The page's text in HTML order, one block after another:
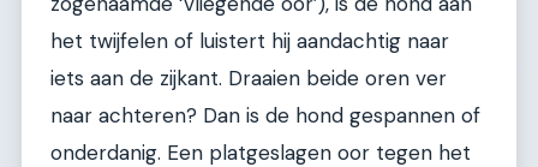
het twijfelen of luistert hij aandachtig naar
iets aan de zijkant. Draaien beide oren ver
naar achteren? Dan is de hond gespannen of
onderdanig. Een platgeslagen oor tegen het